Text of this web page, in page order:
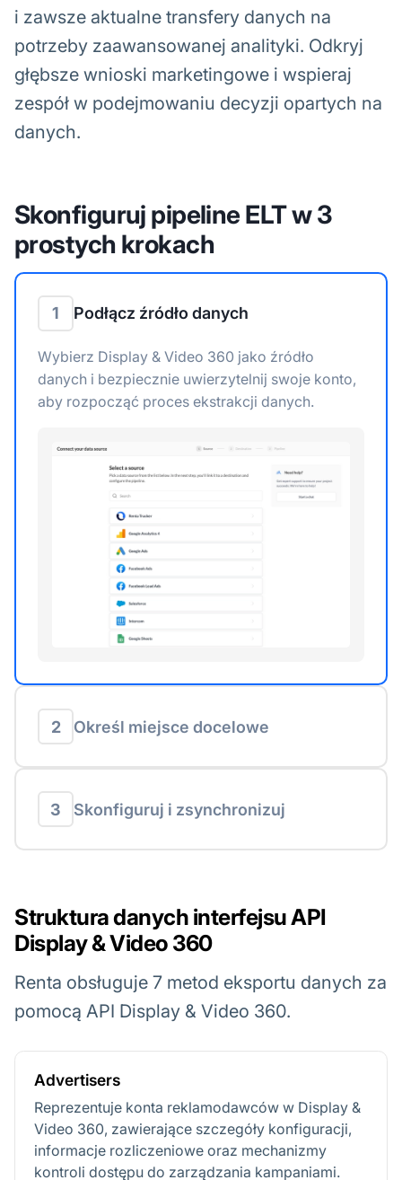
i zawsze aktualne transfery danych na
potrzeby zaawansowanej analityki. Odkryj
głębsze wnioski marketingowe i wspieraj
zespół w podejmowaniu decyzji opartych na
danych.
Skonfiguruj pipeline ELT w 3
prostych krokach
1 Podłącz źródło danych
Wybierz Display & Video 360 jako źródło
danych i bezpiecznie uwierzytelnij swoje konto,
aby rozpocząć proces ekstrakcji danych.
2 Określ miejsce docelowe
3 Skonfiguruj i zsynchronizuj
Struktura danych interfejsu API
Display & Video 360
Renta obsługuje 7 metod eksportu danych za
pomocą API Display & Video 360.
Advertisers
Reprezentuje konta reklamodawców w Display &
Video 360, zawierające szczegóły konfiguracji,
informacje rozliczeniowe oraz mechanizmy
kontroli dostępu do zarządzania kampaniami.